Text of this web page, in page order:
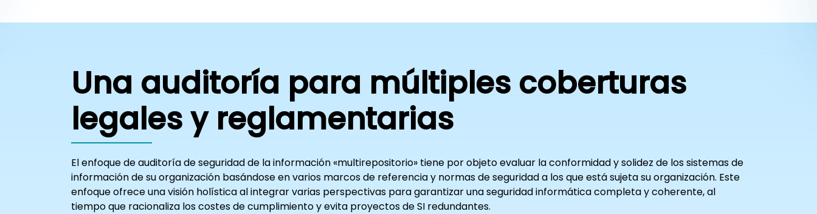
Una auditoría para múltiples coberturas
legales y reglamentarias
El enfoque de auditoría de seguridad de la información «multirepositorio» tiene por objeto evaluar la conformidad y solidez de los sistemas de
información de su organización basándose en varios marcos de referencia y normas de seguridad a los que está sujeta su organización. Este
enfoque ofrece una visión holística al integrar varias perspectivas para garantizar una seguridad informática completa y coherente, al
tiempo que racionaliza los costes de cumplimiento y evita proyectos de SI redundantes.